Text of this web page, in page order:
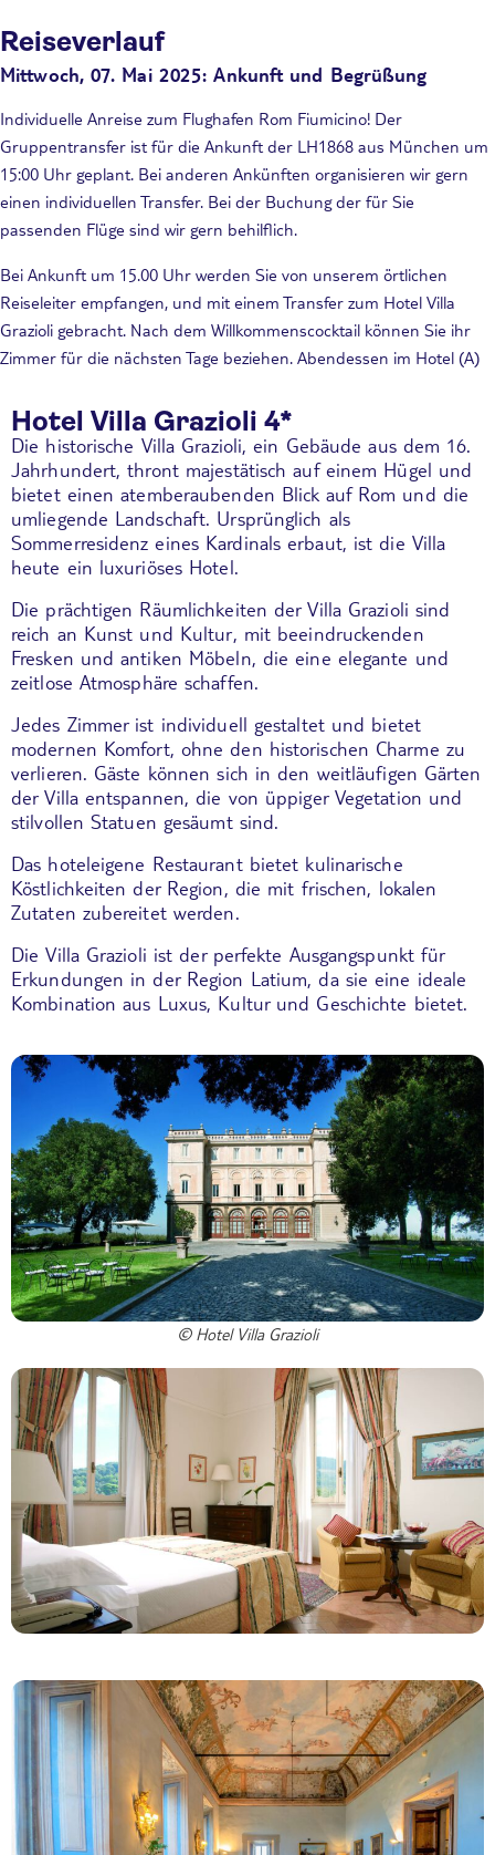
Reiseverlauf
Mittwoch, 07. Mai 2025: Ankunft und Begrüßung
Individuelle Anreise zum Flughafen Rom Fiumicino! Der
Gruppentransfer ist für die Ankunft der LH1868 aus München um
15:00 Uhr geplant. Bei anderen Ankünften organisieren wir gern
einen individuellen Transfer. Bei der Buchung der für Sie
passenden Flüge sind wir gern behilflich.
Bei Ankunft um 15.00 Uhr werden Sie von unserem örtlichen
Reiseleiter empfangen, und mit einem Transfer zum Hotel Villa
Grazioli gebracht. Nach dem Willkommenscocktail können Sie ihr
Zimmer für die nächsten Tage beziehen. Abendessen im Hotel (A)
Hotel Villa Grazioli 4*
Die historische Villa Grazioli, ein Gebäude aus dem 16.
Jahrhundert, thront majestätisch auf einem Hügel und
bietet einen atemberaubenden Blick auf Rom und die
umliegende Landschaft. Ursprünglich als
Sommerresidenz eines Kardinals erbaut, ist die Villa
heute ein luxuriöses Hotel.
Die prächtigen Räumlichkeiten der Villa Grazioli sind
reich an Kunst und Kultur, mit beeindruckenden
Fresken und antiken Möbeln, die eine elegante und
zeitlose Atmosphäre schaffen.
Jedes Zimmer ist individuell gestaltet und bietet
modernen Komfort, ohne den historischen Charme zu
verlieren. Gäste können sich in den weitläufigen Gärten
der Villa entspannen, die von üppiger Vegetation und
stilvollen Statuen gesäumt sind.
Das hoteleigene Restaurant bietet kulinarische
Köstlichkeiten der Region, die mit frischen, lokalen
Zutaten zubereitet werden.
Die Villa Grazioli ist der perfekte Ausgangspunkt für
Erkundungen in der Region Latium, da sie eine ideale
Kombination aus Luxus, Kultur und Geschichte bietet.
© Hotel Villa Grazioli